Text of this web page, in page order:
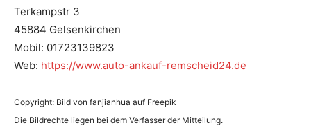
Terkampstr 3
45884 Gelsenkirchen
Mobil: 01723139823
Web: https://www.auto-ankauf-remscheid24.de
Copyright: Bild von fanjianhua auf Freepik
Die Bildrechte liegen bei dem Verfasser der Mitteilung.